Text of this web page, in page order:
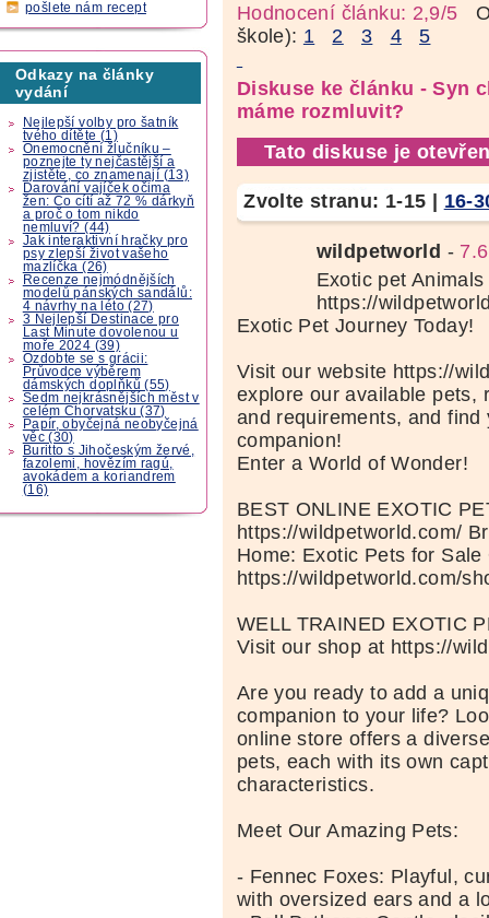
pošlete nám recept
Odkazy na články
vydání
Nejlepší volby pro šatník
tvého dítěte (1)
Onemocnění žlučníku –
poznejte ty nejčastější a
zjistěte, co znamenají (13)
Darování vajíček očima
žen: Co cítí až 72 % dárkyň
a proč o tom nikdo
nemluví? (44)
Jak interaktivní hračky pro
psy zlepší život vašeho
mazlíčka (26)
Recenze nejmódnějších
modelů pánských sandálů:
4 návrhy na léto (27)
3 Nejlepší Destinace pro
Last Minute dovolenou u
moře 2024 (39)
Ozdobte se s grácii:
Průvodce výběrem
dámských doplňků (55)
Sedm nejkrásnějších měst v
celém Chorvatsku (37)
Papír, obyčejná neobyčejná
věc (30)
Buritto s Jihočeským žervé,
fazolemi, hovězím ragú,
avokádem a koriandrem
(16)
Hodnocení článku: 2,9/5
škole): 1 2 3 4 5
Diskuse ke článku - Syn
máme rozmluvit?
Tato diskuse je
Zvolte stranu: 1-15 | 16-
wildpetworld -
Exotic pet
https://
Exotic Pet Journey Today!
Visit our website https://
explore our available pets,
and requirements, and find
companion!
Enter a World of Wonder!
BEST ONLINE EXOTIC
https://wildpetworld.com/
Home: Exotic Pets for Sale
https://wildpetworld.com/
WELL TRAINED EXOTIC
Visit our shop at https://
Are you ready to add a
companion to your life?
online store offers a
pets, each with its own
characteristics.
Meet Our Amazing Pets:
- Fennec Foxes: Playful,
with oversized ears and a